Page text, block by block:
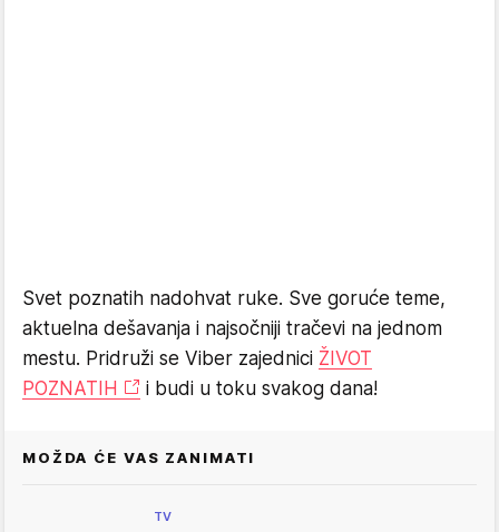
Svet poznatih nadohvat ruke. Sve goruće teme,
aktuelna dešavanja i najsočniji tračevi na jednom
mestu. Pridruži se Viber zajednici ŽIVOT
POZNATIH
i budi u toku svakog dana!
MOŽDA ĆE VAS ZANIMATI
TV